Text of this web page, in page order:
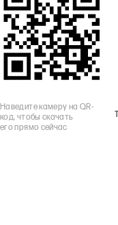
Наведите камеру на QR-
код, чтобы скачать
его прямо сейчас